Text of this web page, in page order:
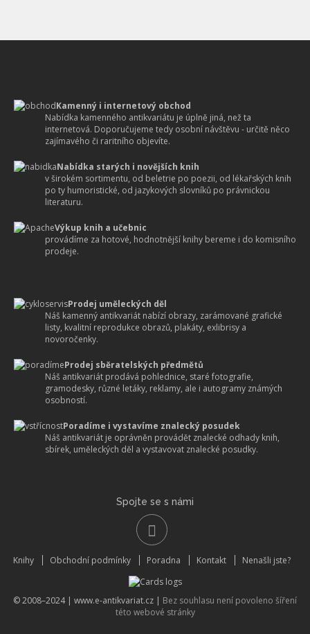
Kamenný i internetový obchod
Nabídka kamenného antikvariátu je úplně jiná, než ta
internetová. Doporučujeme tedy osobní návštěvu - určitě něco
zajímavého či raritního objevíte.
Nabídka starých i novějších knih
v širokém sortimentu, od beletrie po poezii, od lékařských knih
po ty humoristické, od jazykových slovníků po právnickou
literaturu.
Výkup knih a učebnic
provádíme za hotové, hodnotnější knihy bereme i do komisního
prodeje.
Prodej uměleckých děl
Náš kamenný antikvariát nabízí obrazy, zarámované grafické
listy, kvalitní reprodukce obrazů, plakáty, exlibrisy a
novoročenky.
Prodej sběratelských předmětů
Náš antikvariát prodává pohlednice, staré fotografie,
gramodesky, různé letáky, reklamy, ale i autogramy známých
osobností.
Poradíme i vystavíme znalecký posudek
Náš antikvariát je oprávněn provádět znalecké odhady knih,
sbírek, uměleckých děl a vystavovat znalecké posudky.
Spojte se s námi
Knihy Obchodní podmínky Poradna Kontakt Nenašli jste?
© 2008–2024 | www.e-antikvariat.cz | Bez souhlasu není povoleno šíření
této webové stránky